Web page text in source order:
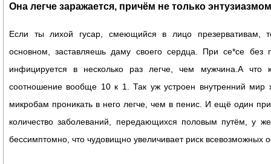
Она легче заражается, причём не только
Если ты лихой гусар, смеющийся в лицо презервативам,
основном, заставляешь даму своего сердца. При се*се без
инфицируется в несколько раз легче, чем мужчина.А что
соотношение вообще 10 к 1. Так уж устроен внутренний
микробам проникать в него легче, чем в пенис. И ещё один
количество заболеваний, передающихся половым путём, у
бессимптомно, что чудовищно увеличивает риск всевозможных